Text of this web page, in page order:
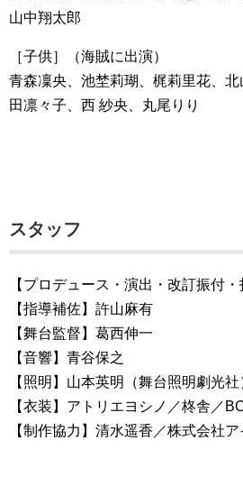
山中翔太郎
［子供］（海賊に出演）
青森凜央、池埜莉瑚、梶莉里花、
田凛々子、西 紗央、丸尾りり
スタッフ
【プロデュース・演出・改訂振付
【指導補佐】許山麻有
【舞台監督】葛西伸一
【音響】青谷保之
【照明】山本英明（舞台照明劇光社
【衣装】アトリエヨシノ／柊舎／
【制作協力】清水遥香／株式会社